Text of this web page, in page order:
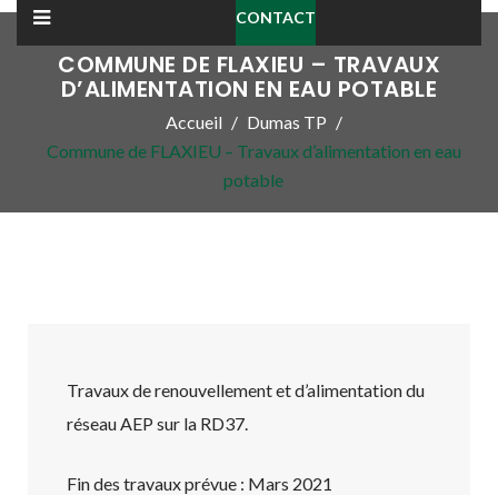
CONTACT
COMMUNE DE FLAXIEU – TRAVAUX
D’ALIMENTATION EN EAU POTABLE
Accueil
Dumas TP
Commune de FLAXIEU – Travaux d’alimentation en eau
potable
Travaux de renouvellement et d’alimentation du
réseau AEP sur la RD37.
Fin des travaux prévue : Mars 2021